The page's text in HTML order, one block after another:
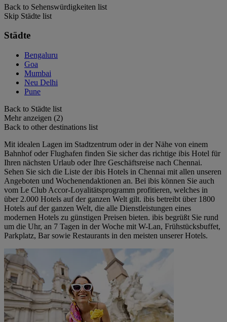
Back to Sehenswürdigkeiten list
Skip Städte list
Städte
Bengaluru
Goa
Mumbai
Neu Delhi
Pune
Back to Städte list
Mehr anzeigen (2)
Back to other destinations list
Mit idealen Lagen im Stadtzentrum oder in der Nähe von einem
Bahnhof oder Flughafen finden Sie sicher das richtige ibis Hotel für
Ihren nächsten Urlaub oder Ihre Geschäftsreise nach Chennai.
Sehen Sie sich die Liste der ibis Hotels in Chennai mit allen unseren
Angeboten und Wochenendaktionen an. Bei ibis können Sie auch
vom Le Club Accor-Loyalitätsprogramm profitieren, welches in
über 2.000 Hotels auf der ganzen Welt gilt. ibis betreibt über 1800
Hotels auf der ganzen Welt, die alle Dienstleistungen eines
modernen Hotels zu günstigen Preisen bieten. ibis begrüßt Sie rund
um die Uhr, an 7 Tagen in der Woche mit W-Lan, Frühstücksbuffet,
Parkplatz, Bar sowie Restaurants in den meisten unserer Hotels.